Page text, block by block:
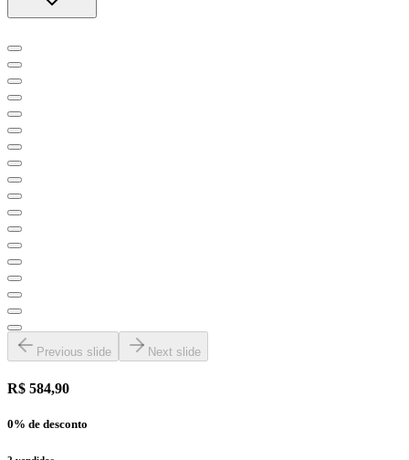
Previous slide Next slide
R$ 584,90
0% de desconto